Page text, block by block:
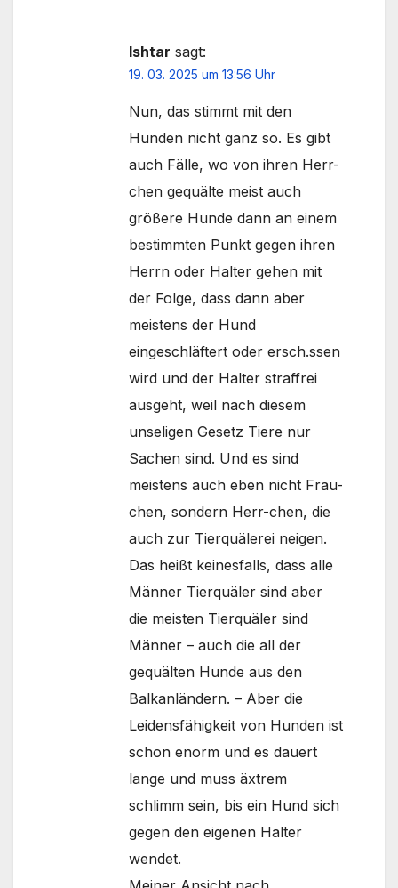
Ishtar sagt:
19. 03. 2025 um 13:56 Uhr
Nun, das stimmt mit den
Hunden nicht ganz so. Es gibt
auch Fälle, wo von ihren Herr-
chen gequälte meist auch
größere Hunde dann an einem
bestimmten Punkt gegen ihren
Herrn oder Halter gehen mit
der Folge, dass dann aber
meistens der Hund
eingeschläftert oder ersch.ssen
wird und der Halter straffrei
ausgeht, weil nach diesem
unseligen Gesetz Tiere nur
Sachen sind. Und es sind
meistens auch eben nicht Frau-
chen, sondern Herr-chen, die
auch zur Tierquälerei neigen.
Das heißt keinesfalls, dass alle
Männer Tierquäler sind aber
die meisten Tierquäler sind
Männer – auch die all der
gequälten Hunde aus den
Balkanländern. – Aber die
Leidensfähigkeit von Hunden ist
schon enorm und es dauert
lange und muss äxtrem
schlimm sein, bis ein Hund sich
gegen den eigenen Halter
wendet.